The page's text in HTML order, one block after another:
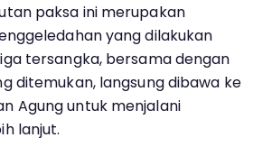
paksa ini merupakan
yang dilakukan
tersangka, bersama dengan
ditemukan, langsung dibawa ke
Agung untuk menjalani
lanjut.